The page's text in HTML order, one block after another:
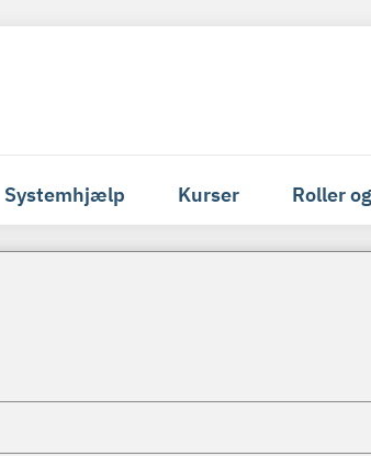
Systemhjælp Kurser Roller